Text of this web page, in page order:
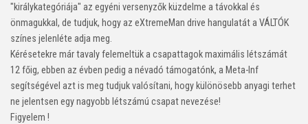
"királykategóriája" az egyéni versenyzők küzdelme a távokkal és
önmagukkal, de tudjuk, hogy az eXtremeMan drive hangulatát a VÁLTÓK
színes jelenléte adja meg.
Kérésetekre már tavaly felemeltük a csapattagok maximális létszámát
12 főig, ebben az évben pedig a névadó támogatónk, a Meta-Inf
segítségével azt is meg tudjuk valósítani, hogy különösebb anyagi terhet
ne jelentsen egy nagyobb létszámú csapat nevezése!
Figyelem !